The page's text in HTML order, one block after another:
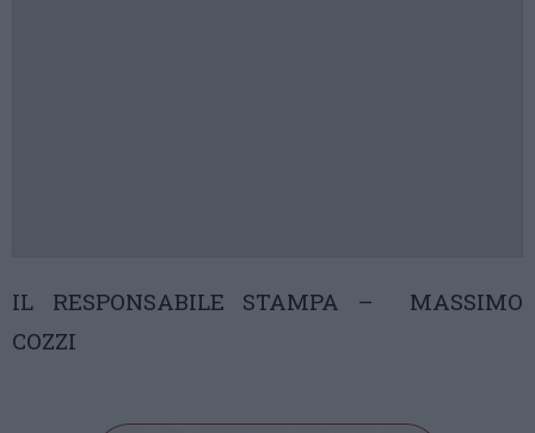
IL RESPONSABILE STAMPA – MASSIMO
COZZI